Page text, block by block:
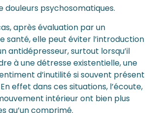
douleurs psychosomatiques.
après évaluation par un
santé, elle peut éviter l’introduction
antidépresseur, surtout lorsqu’il
à une détresse existentielle, une
d’inutilité si souvent présent
effet dans ces situations, l’écoute,
intérieur ont bien plus
qu’un comprimé.